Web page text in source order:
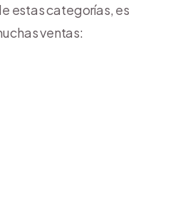
estas categorías, es
ventas: